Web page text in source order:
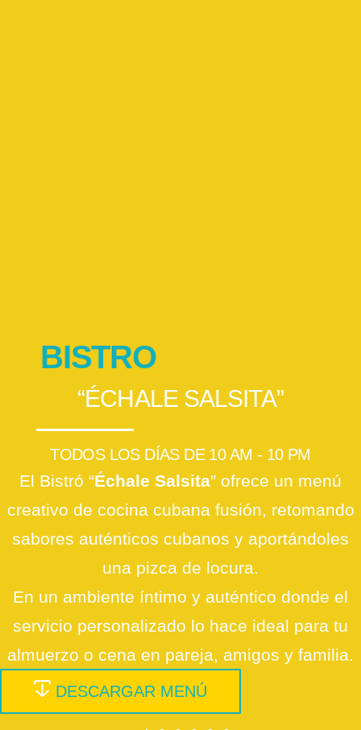
BISTRO
“ÉCHALE SALSITA”
TODOS LOS DÍAS DE 10 AM - 10 PM
El Bistró “Échale Salsita” ofrece un menú
creativo de cocina cubana fusión, retomando
sabores auténticos cubanos y aportándoles
una pizca de locura.
En un ambiente íntimo y auténtico donde el
servicio personalizado lo hace ideal para tu
almuerzo o cena en pareja, amigos y familia.
DESCARGAR MENÚ